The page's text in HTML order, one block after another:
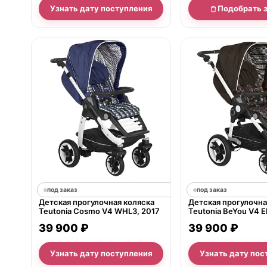
Узнать дату поступления Подобрать
под заказ
Детская прогулочная коляска
Teutonia Cosmo V4 WHL3, 2017
39 900 ₽
Узнать дату поступления
под заказ
Детская
Teutonia BeYou V4
39 900 ₽
Узнать дату